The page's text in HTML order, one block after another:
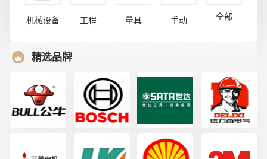
机械设备 工程 量具 手动 全部
精选品牌